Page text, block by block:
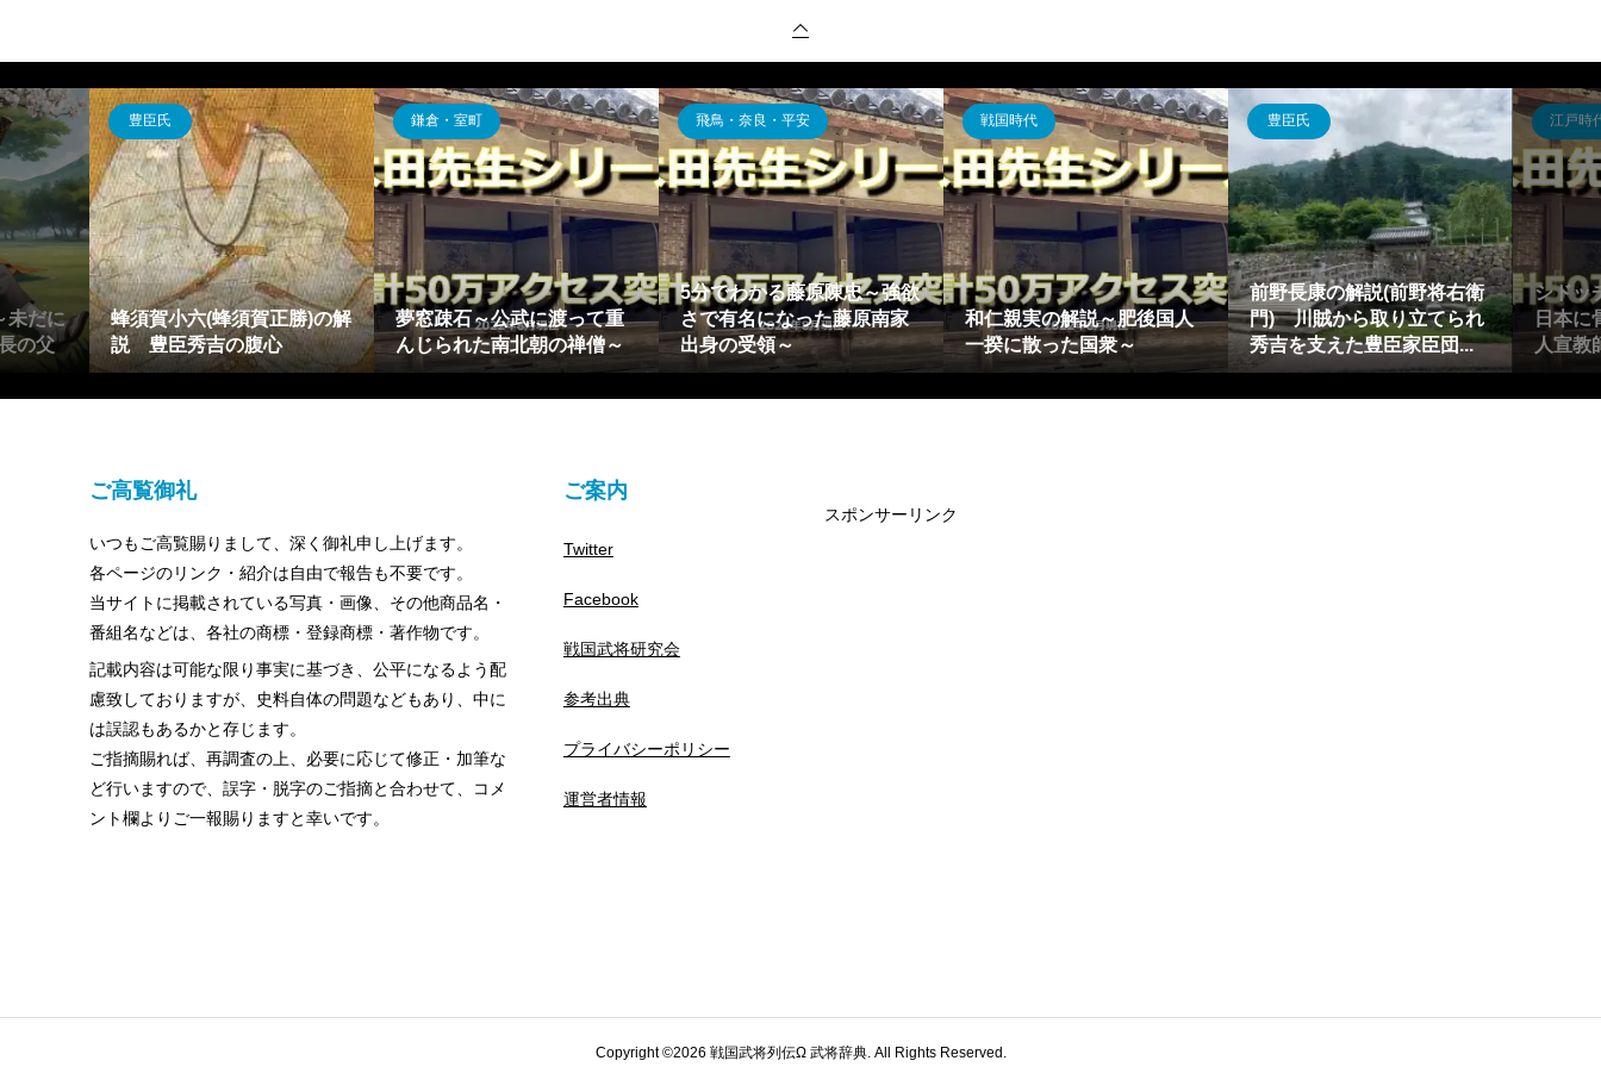
未だに
の父
豊臣氏
蜂須賀小六(蜂須賀正勝)の解
説 豊臣秀吉の腹心
鎌倉・室町
夢窓疎石～公武に渡って重
んじられた南北朝の禅僧～
飛鳥・奈良・平安
5分でわかる藤原陳忠～強欲
さで有名になった藤原南家
出身の受領～
戦国時代
和仁親実の解説～肥後国人
一揆に散った国衆～
豊臣氏
前野長康の解説(前野将右衛
門) 川賊から取り立てられ
秀吉を支えた豊臣家臣団...
江戸時
シドッ
日本に
人宣教
ご高覧御礼
いつもご高覧賜りまして、深く御礼申し上げます。
各ページのリンク・紹介は自由で報告も不要です。
当サイトに掲載されている写真・画像、その他商品名・
番組名などは、各社の商標・登録商標・著作物です。
記載内容は可能な限り事実に基づき、公平になるよう配
慮致しておりますが、史料自体の問題などもあり、中に
は誤認もあるかと存じます。
ご指摘賜れば、再調査の上、必要に応じて修正・加筆な
ど行いますので、誤字・脱字のご指摘と合わせて、コメ
ント欄よりご一報賜りますと幸いです。
ご案内
Twitter
Facebook
戦国武将研究会
参考出典
プライバシーポリシー
運営者情報
スポンサーリンク
Copyright ©2026 戦国武将列伝Ω 武将辞典. All Rights Reserved.